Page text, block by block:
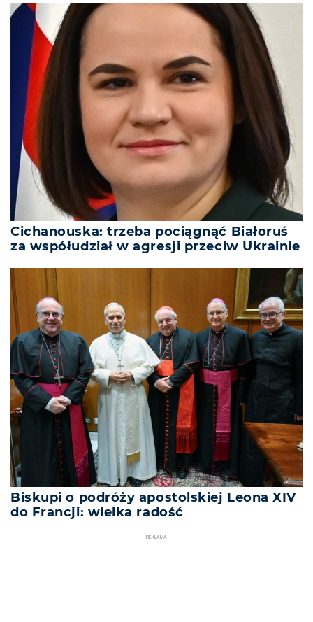
Cichanouska: trzeba pociągnąć Białoruś
za współudział w agresji przeciw Ukrainie
Biskupi o podróży apostolskiej Leona XIV
do Francji: wielka radość
REKLAMA